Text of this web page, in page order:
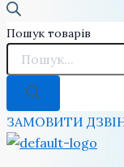
Пошук товарів
ЗАМОВИТИ